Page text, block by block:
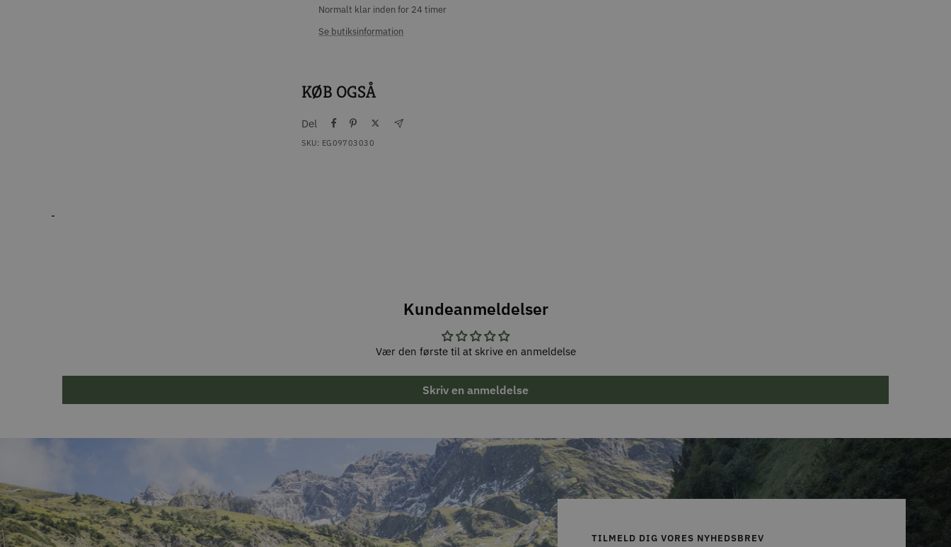
Normalt klar inden for 24 timer
Se butiksinformation
KØB OGSÅ
Del
SKU: EG09703030
-
Kundeanmeldelser
Vær den første til at skrive en anmeldelse
Skriv en anmeldelse
TILMELD DIG VORES NYHEDSBREV